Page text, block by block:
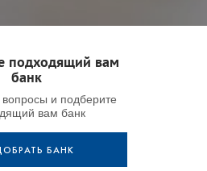
подходящий вам
банк
вопросы и подберите
вам банк
БАНК